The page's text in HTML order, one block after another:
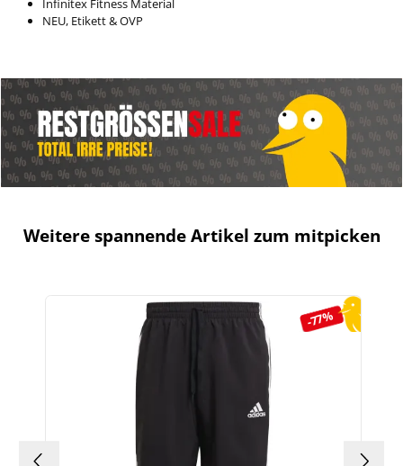
Infinitex Fitness Material
NEU, Etikett & OVP
Weitere spannende Artikel zum mitpicken
Produktgalerie überspringen
-77%